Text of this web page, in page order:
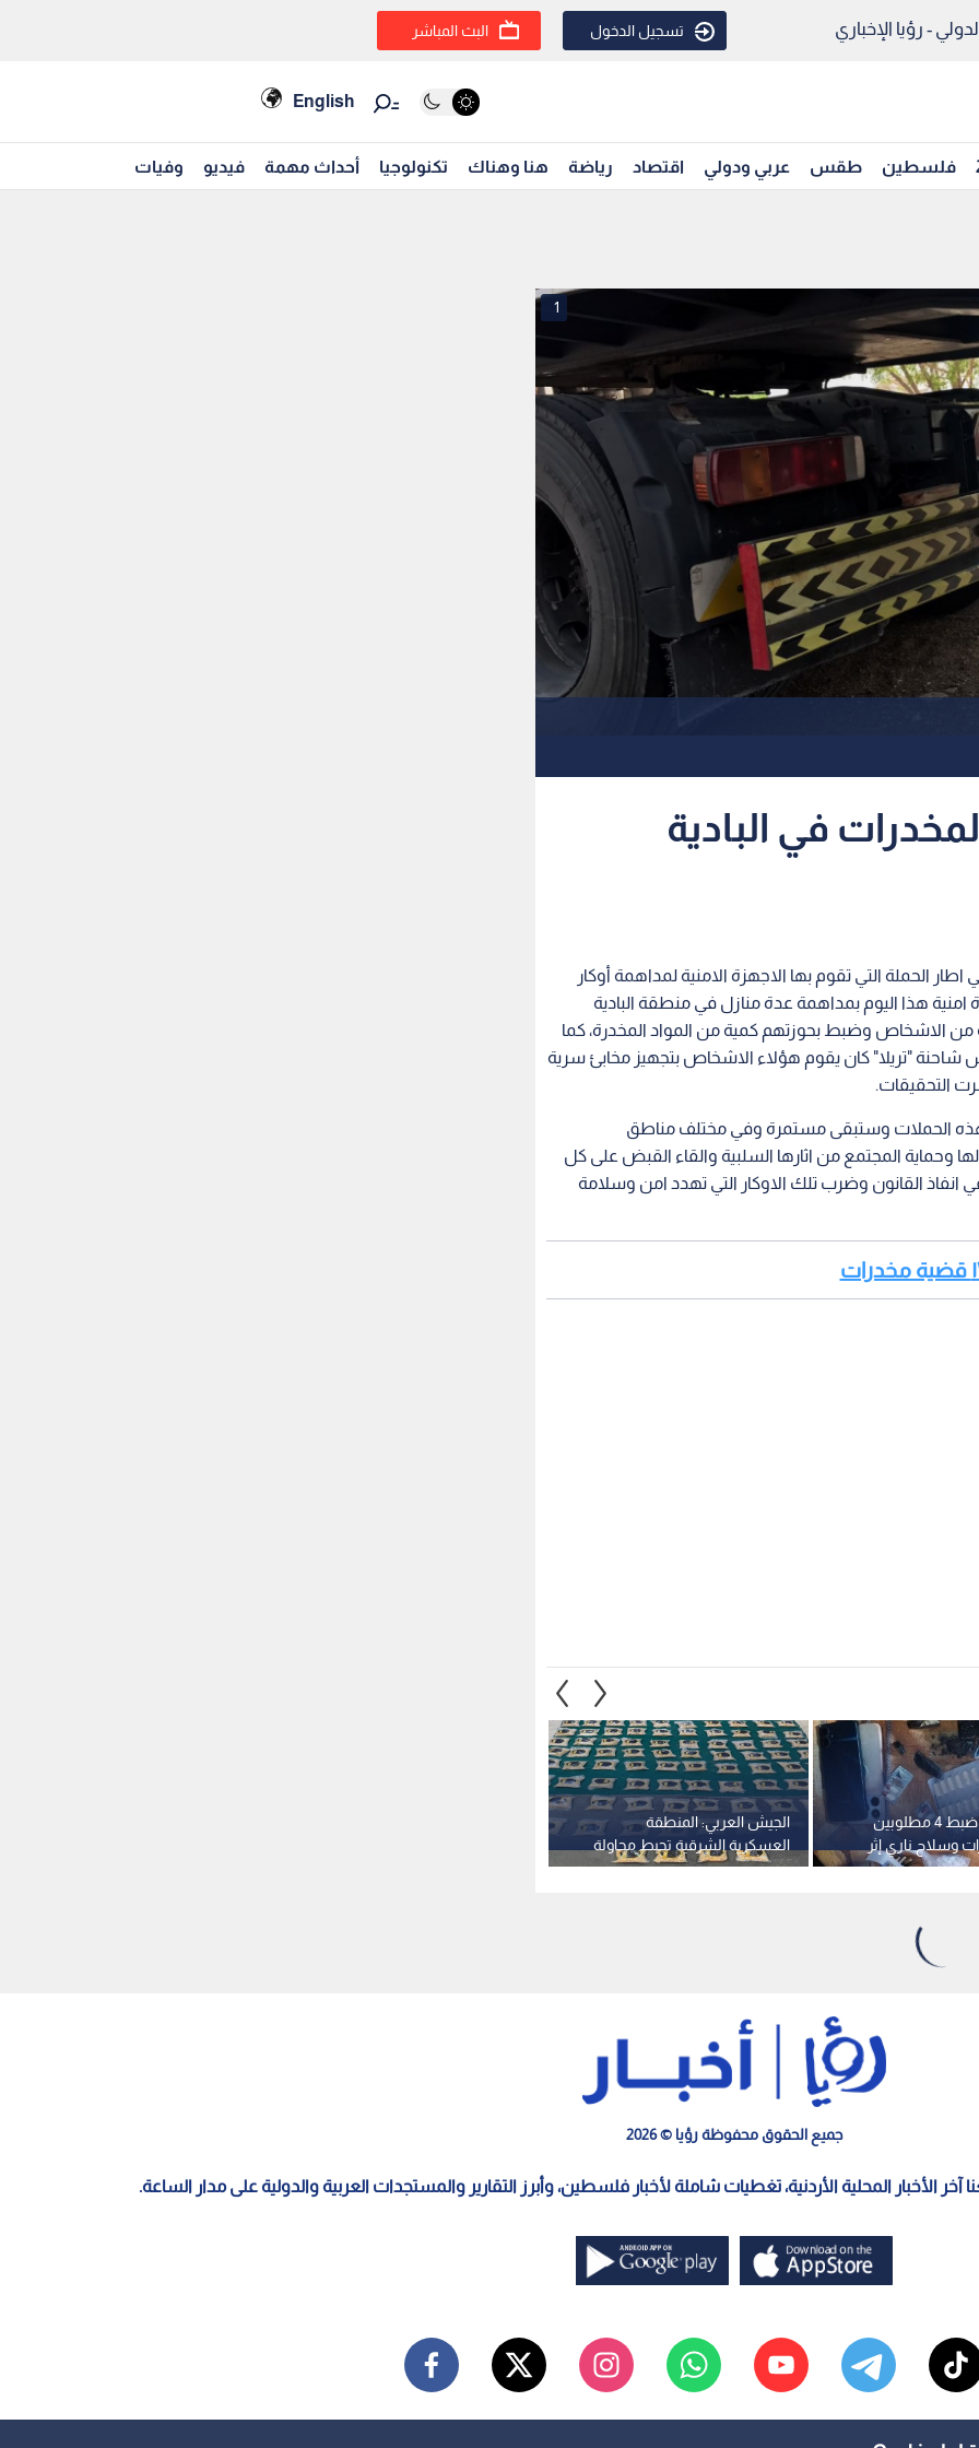
- رؤيا الإخباري تسجيل الدخول البث المباشر
English
فلسطين طقس عربي ودولي اقتصاد رياضة هنا وهناك تكنولوجيا أحداث مهمة فيديو وفيات
1
في البادية
الحملة التي تقوم بها الاجهزة الامنية لمداهمة أوكار
امنية هذا اليوم بمداهمة عدة منازل في منطقة البادية
الاشخاص وضبط بحوزتهم كمية من المواد المخدرة، كما
"تريلا" كان يقوم هؤلاء الاشخاص بتجهيز مخابئ سرية
التحقيقات.
هذه الحملات وستبقى مستمرة وفي مختلف مناطق
وحماية المجتمع من اثارها السلبية والقاء القبض على كل
انفاذ القانون وضرب تلك الاوكار التي تهدد امن وسلامة
الجيش العربي: المنطقة
العسكرية الشرقية تحبط محاولة
تهريب كمية كبيرة من المواد
الأمن العام: ضبط 4 مطلوبين
وسلاح ناري إثر
بمخيم إربد